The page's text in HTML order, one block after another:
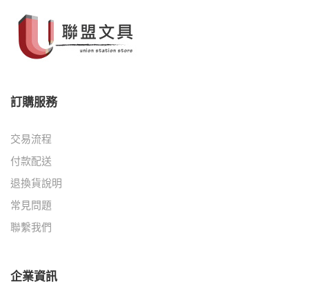
訂購服務
交易流程
付款配送
退換貨說明
常見問題
聯繫我們
企業資訊